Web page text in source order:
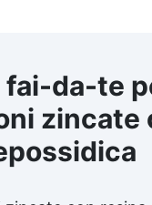
da-te
zincate